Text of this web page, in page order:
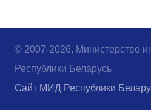
© 2007-2026, Министерство
Республики Беларусь
Сайт МИД Республики